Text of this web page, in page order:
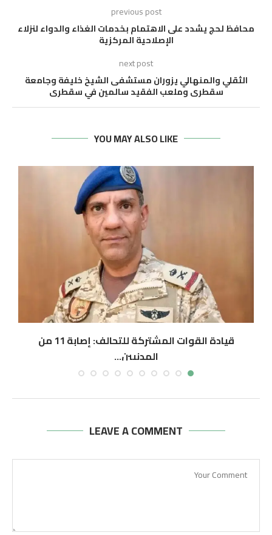
previous post
محافظ لحج يشدد على الاهتمام بخدمات الغذاء والدواء لنزلاء
الإصلاحية المركزية
next post
الثقلي والمنهالي يزوران مستشفى الشيخ خليفة وجامعة
سقطرى وملعب الفقيد سالمين في سقطرى
YOU MAY ALSO LIKE
قيادة القوات المشتركة للتحالف: إصابة 11 من
المدنيين...
أغسطس 6, 2026
LEAVE A COMMENT